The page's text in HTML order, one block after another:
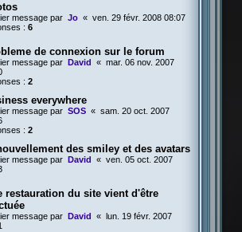
message par Jo « ven. 29 févr. 2008 08:07
: 6
de connexion sur le forum
message par David « mar. 06 nov. 2007
: 2
everywhere
message par SOS « sam. 20 oct. 2007
: 2
des smiley et des avatars
message par David « ven. 05 oct. 2007
restauration du site vient d'être
message par David «
lun. 19 févr. 2007